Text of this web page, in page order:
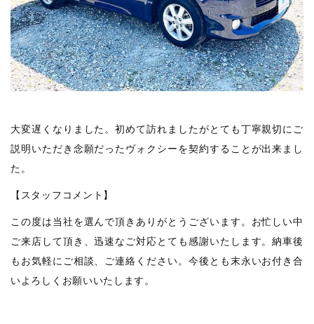
大変遅くなりました。初めて訪れましたがとても丁寧親切にご
説明いただき念願だったヴォクシーを契約することが出来まし
た。
【スタッフコメント】
この度は当社を選んで頂きありがとうございます。お忙しい中
ご来店して頂き、迅速なご対応とても感謝いたします。納車後
もお気軽にご相談、ご連絡ください。今後とも末永いお付き合
いよろしくお願いいたします。